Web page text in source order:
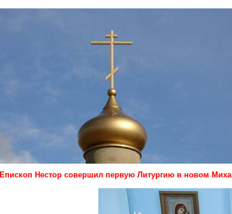
Епископ Нестор совершил первую Литургию в новом